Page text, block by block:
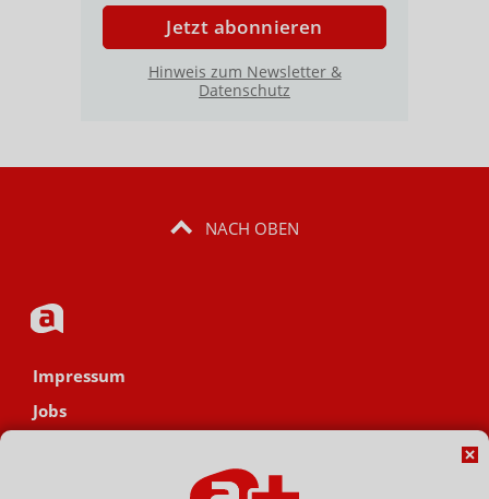
Jetzt abonnieren
Hinweis zum Newsletter &
Datenschutz
NACH OBEN
Impressum
Jobs